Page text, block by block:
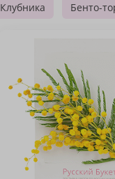
Клубника Бенто-